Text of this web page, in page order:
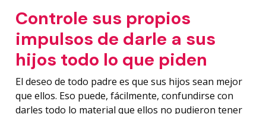
Controle sus propios
impulsos de darle a sus
hijos todo lo que piden
El deseo de todo padre es que sus hijos sean mejor
que ellos. Eso puede, fácilmente, confundirse con
darles todo lo material que ellos no pudieron tener